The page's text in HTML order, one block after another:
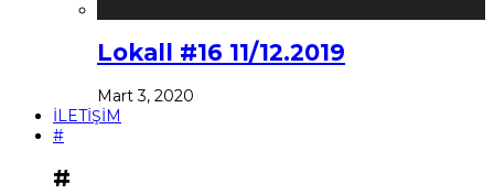
Lokall #16 11/12.2019
Mart 3, 2020
İLETİŞİM
#
#